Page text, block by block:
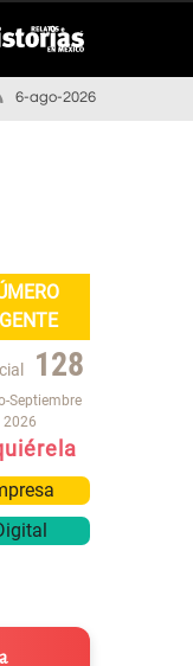
6-ago-2026
128
Septiembre
2026